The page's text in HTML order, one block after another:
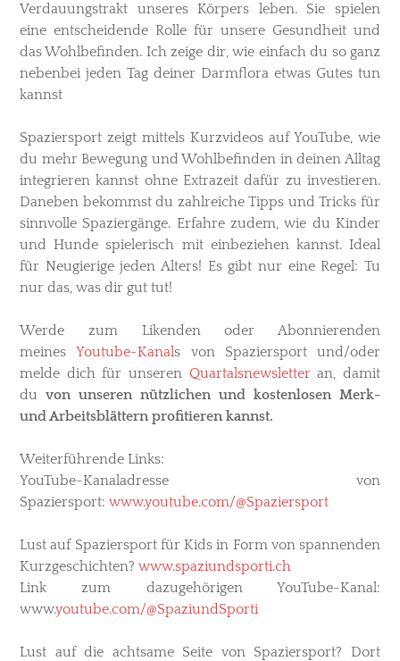
Verdauungstrakt unseres Körpers leben. Sie spielen
eine entscheidende Rolle für unsere Gesundheit und
das Wohlbefinden. Ich zeige dir, wie einfach du so ganz
nebenbei jeden Tag deiner Darmflora etwas Gutes tun
kannst​
Spaziersport zeigt mittels Kurzvideos auf YouTube, wie
du mehr Bewegung und Wohlbefinden in deinen Alltag
integrieren kannst ohne Extrazeit dafür zu investieren.
Daneben bekommst du zahlreiche Tipps und Tricks für
sinnvolle Spaziergänge. Erfahre zudem, wie du Kinder
und Hunde spielerisch mit einbeziehen kannst. Ideal
für Neugierige jeden Alters! Es gibt nur eine Regel: Tu
nur das, was dir gut tut!
Werde zum Likenden oder Abonnierenden
meinesYoutube-Kanals von Spaziersport und/oder
melde dich für unseren Quartalsnewsletteran, damit
du von unseren nützlichen und kostenlosen Merk-
und Arbeitsblättern profitieren kannst.
Weiterführende Links:
YouTube-Kanaladresse von
Spaziersport: www.youtube.com/@Spaziersport
Lust auf Spaziersport für Kids in Form von spannenden
Kurzgeschichten? www.spaziundsporti.ch
Link zum dazugehörigen YouTube-Kanal:
www.youtube.com/@SpaziundSporti
Lust auf die achtsame Seite von Spaziersport? Dort